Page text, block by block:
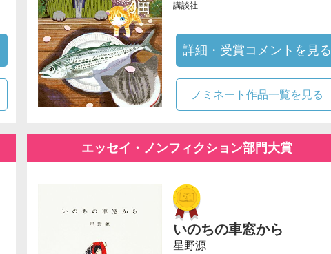
講談社
詳細・受賞コメントを見る
ノミネート作品一覧を見る
エッセイ・ノンフィクション部門大賞
いのちの車窓から
星野源